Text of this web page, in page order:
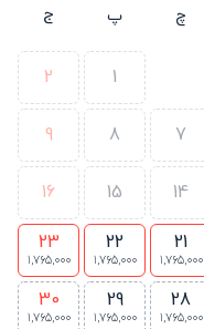
چ پ ج
1
2
7
8
9
14
15
16
21
1,765,000
22
1,765,000
23
1,765,000
28
1,765,000
29
1,765,000
30
1,765,000